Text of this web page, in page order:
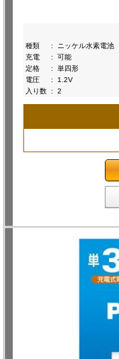
種類
:
ニッケル水素電池
充電
:
可能
定格
:
単四形
電圧
:
1.2V
入り数 : 2